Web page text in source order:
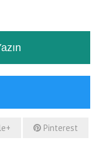
Pinterest